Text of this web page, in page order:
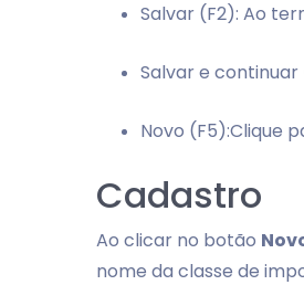
Salvar (F2): Ao
Salvar e
Novo (F5):Clique
Cadastro
Ao clicar no botão
nome da classe de